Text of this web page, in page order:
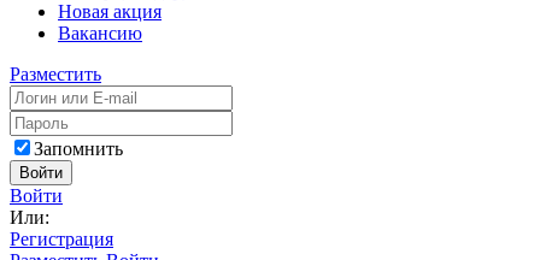
Новая акция
Вакансию
Разместить
Запомнить
Войти
Войти
Или:
Регистрация